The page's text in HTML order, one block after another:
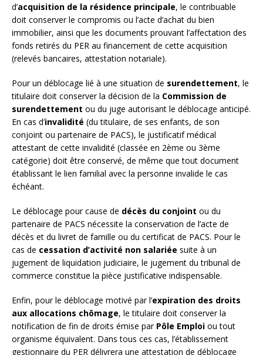
d’acquisition de la résidence principale, le contribuable
doit conserver le compromis ou l’acte d’achat du bien
immobilier, ainsi que les documents prouvant l’affectation des
fonds retirés du PER au financement de cette acquisition
(relevés bancaires, attestation notariale).
Pour un déblocage lié à une situation de surendettement, le
titulaire doit conserver la décision de la Commission de
surendettement ou du juge autorisant le déblocage anticipé.
En cas d’invalidité (du titulaire, de ses enfants, de son
conjoint ou partenaire de PACS), le justificatif médical
attestant de cette invalidité (classée en 2ème ou 3ème
catégorie) doit être conservé, de même que tout document
établissant le lien familial avec la personne invalide le cas
échéant.
Le déblocage pour cause de décès du conjoint ou du
partenaire de PACS nécessite la conservation de l’acte de
décès et du livret de famille ou du certificat de PACS. Pour le
cas de cessation d’activité non salariée suite à un
jugement de liquidation judiciaire, le jugement du tribunal de
commerce constitue la pièce justificative indispensable.
Enfin, pour le déblocage motivé par l’expiration des droits
aux allocations chômage, le titulaire doit conserver la
notification de fin de droits émise par Pôle Emploi ou tout
organisme équivalent. Dans tous ces cas, l’établissement
gestionnaire du PER délivrera une attestation de déblocage